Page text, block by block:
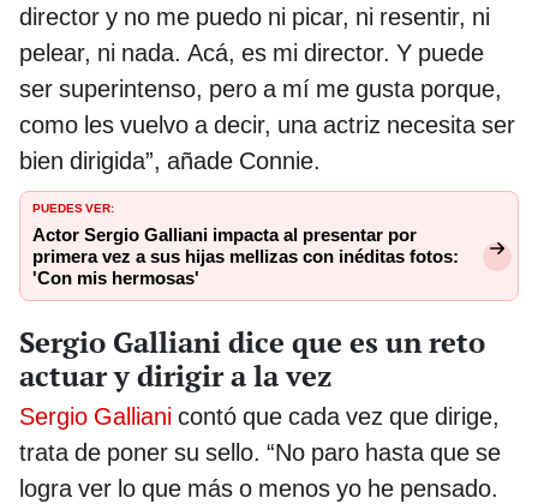
director y no me puedo ni picar, ni resentir, ni
pelear, ni nada. Acá, es mi director. Y puede
ser superintenso, pero a mí me gusta porque,
como les vuelvo a decir, una actriz necesita ser
bien dirigida”, añade Connie.
PUEDES VER:
Actor Sergio Galliani impacta al presentar por
primera vez a sus hijas mellizas con inéditas fotos:
'Con mis hermosas'
Sergio Galliani dice que es un reto
actuar y dirigir a la vez
Sergio Galliani contó que cada vez que dirige,
trata de poner su sello. “No paro hasta que se
logra ver lo que más o menos yo he pensado.